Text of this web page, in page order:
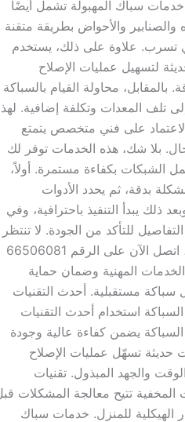
خدمات سباك المهبولة تشمل أيضًا
والأحواض بطريقة متقنة
علاوة على ذلك، يستخدم
لتسهيل عمليات الإصلاح
محاولة القيام بالسباكة
تلف المعدات وتكلفة إضافية.
على فني متخصص يتمتع
بلا شك، هذه الخدمات توفر لك
الشبكات بكفاءة مستمرة. أولاً،
بدقة، ثم يحدد الأدوات
ذلك يبدأ التنفيذ باحترافية، وفي
للتأكد من الجودة. لا تنتظر
حتى تتفاقم الأعطال، اتصل الآن على الرقم 66506081
المهنية وضمان حماية
مستقبلية. أحدث التقنيات
استخدام أحدث التقنيات
يضمن كفاءة عالية وجودة
حديثة تسهّل عمليات الإصلاح
والجهد المبذول. تقنيات
تتيح معالجة المشكلات
الهيكلية للمنزل. خدمات سباك